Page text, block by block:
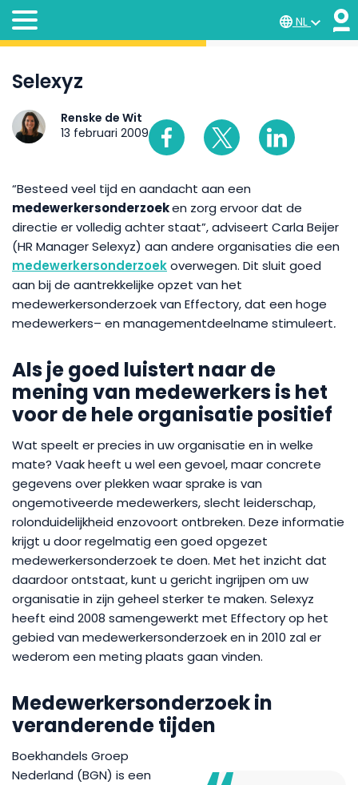
NL
Selexyz
Renske de Wit
13 februari 2009
“Besteed veel tijd en aandacht aan een
medewerkersonderzoeken zorg ervoor dat de
directie er volledig achter staat”, adviseert Carla Beijer
(HR Manager Selexyz) aan andere organisaties die een
medewerkersonderzoekoverwegen. Dit sluit goed
aan bij de aantrekkelijke opzet van het
medewerkersonderzoek van Effectory, dat een hoge
medewerkers– en managementdeelname stimuleert.
Als je goed luistert naar de
mening van medewerkers is het
voor de hele organisatie positief
Wat speelt er precies in uw organisatie en in welke
mate? Vaak heeft u wel een gevoel, maar concrete
gegevens over plekken waar sprake is van
ongemotiveerde medewerkers, slecht leiderschap,
rolonduidelijkheid enzovoort ontbreken. Deze informatie
krijgt u door regelmatig een goed opgezet
medewerkersonderzoek te doen. Met het inzicht dat
daardoor ontstaat, kunt u gericht ingrijpen om uw
organisatie in zijn geheel sterker te maken. Selexyz
heeft eind 2008 samengewerkt met Effectory op het
gebied van medewerkersonderzoek en in 2010 zal er
wederom een meting plaats gaan vinden.
Medewerkersonderzoek in
veranderende tijden
Boekhandels Groep
Nederland (BGN) is een